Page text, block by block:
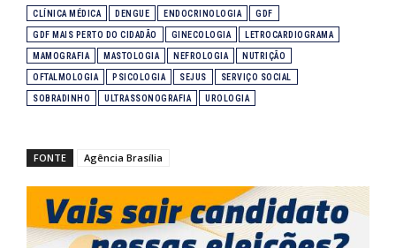
CLÍNICA MÉDICA DENGUE ENDOCRINOLOGIA GDF
GDF MAIS PERTO DO CIDADÃO GINECOLOGIA LETROCARDIOGRAMA
MAMOGRAFIA MASTOLOGIA NEFROLOGIA NUTRIÇÃO
OFTALMOLOGIA PSICOLOGIA SEJUS SERVIÇO SOCIAL
SOBRADINHO ULTRASSONOGRAFIA UROLOGIA
FONTE Agência Brasília